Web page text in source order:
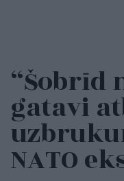
“Šobrīd
gatavi
NATO